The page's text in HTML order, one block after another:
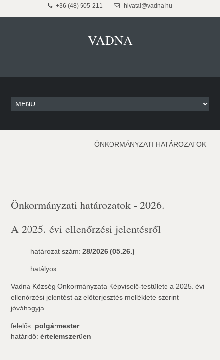
+36 (48) 505-211 hivatal@vadna.hu
VADNA
ÖNKORMÁNYZATI HATÁROZATOK
Önkormányzati határozatok - 2026.
A 2025. évi ellenőrzési jelentésről
határozat szám:28/2026 (05.26.)
hatályos
Vadna Község Önkormányzata Képviselő-testülete a 2025. évi
ellenőrzési jelentést az előterjesztés melléklete szerint
jóváhagyja.
felelős: polgármester
határidő:értelemszerűen